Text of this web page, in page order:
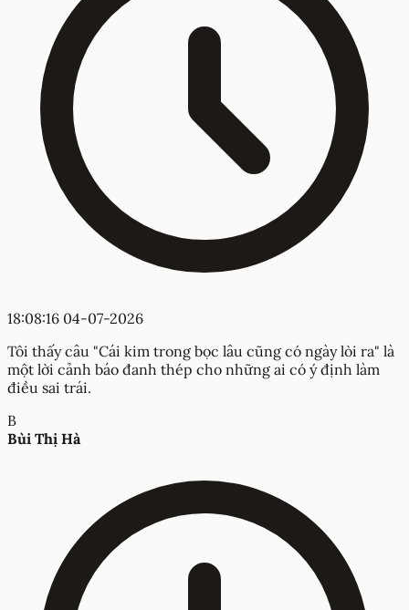
18:08:16 04-07-2026
Tôi thấy câu "Cái kim trong bọc lâu cũng có ngày lòi ra" là
một lời cảnh báo đanh thép cho những ai có ý định làm
điều sai trái.
B
Bùi Thị Hà